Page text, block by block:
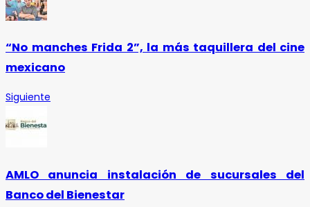
“No manches Frida 2”, la más taquillera del cine
mexicano
Siguiente
AMLO anuncia instalación de sucursales del
Banco del Bienestar